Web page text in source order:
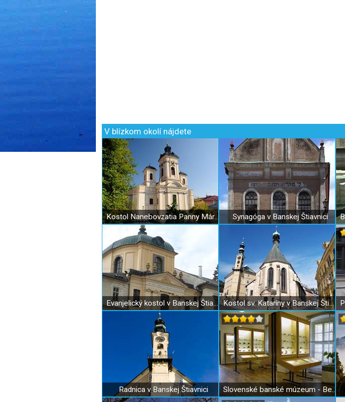
V blízkom okolí nájdete
Kostol Nanebovzatia Panny Márie v Banskej Štiavnici Synagóga v Banskej Štiavnici
Evanjelický kostol v Banskej Štiavnici Kostol sv. Kataríny v Banskej Štiavnici
Radnica v Banskej Štiavnici Slovenské banské múzeum - Berggericht